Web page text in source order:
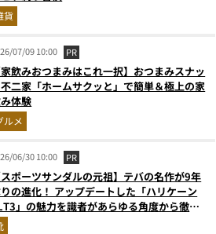
貨
07/09 10:00 PR
家飲みおつまみはこれ一択】おつまみスナッ
二家「ホームサクッと」で簡単＆極上の家
体験
ルメ
06/30 10:00 PR
スポーツサンダルの元祖】テバの名作が9年
の進化！ アップデートした「ハリケーン
」の魅力を識者があらゆる角度から徹底
！